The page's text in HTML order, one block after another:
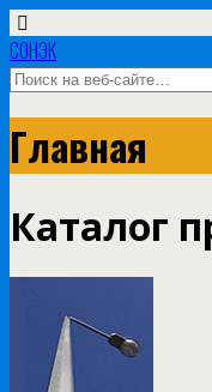
СОНЭК
Главная
Каталог